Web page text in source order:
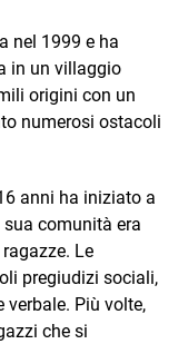
nel 1999 e ha
in un villaggio
origini con un
numerosi ostacoli
anni ha iniziato a
sua comunità era
Le
pregiudizi sociali,
verbale. Più volte,
che si